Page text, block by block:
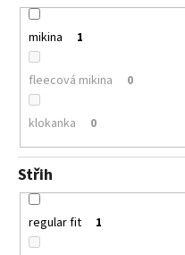
mikina 1
fleecová mikina 0
klokanka 0
Střih
regular fit 1